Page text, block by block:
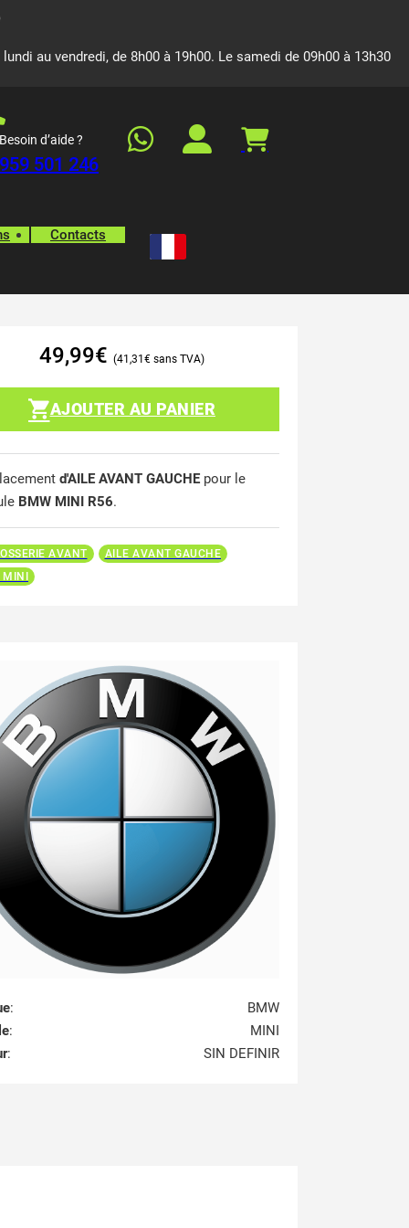
lundi au vendredi, de 8h00 à 19h00. Le samedi de 09h00 à 13h30
Besoin d’aide ?
959 501 246
Contacts
49,99€ 41,31 €
AJOUTER AU PANIER
d'AILE AVANT GAUCHE pour le
BMW MINI R56.
AVANT
AILE AVANT GAUCHE
:
BMW
:
MINI
: SIN DEFINIR